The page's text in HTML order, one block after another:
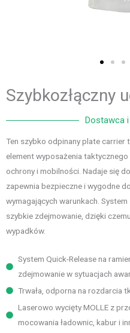
Szybkozłączny
Dostawca
Ten szybko odpinany plate carrier
element wyposażenia
ochrony i mobilności. Nadaje się
zapewnia bezpieczne i wygodne
wymagających warunkach.
szybkie zdejmowanie, dzięki
wypadków.
System Quick-Release na
zdejmowanie w sytuacjach
Trwała, odporna na rozdarcia
Laserowo wycięty MOLLE z
mocowania ładownic, kabur i